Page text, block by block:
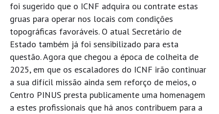
foi sugerido que o ICNF adquira ou contrate estas
gruas para operar nos locais com condições
topográficas favoráveis. O atual Secretário de
Estado também já foi sensibilizado para esta
questão. Agora que chegou a época de colheita de
2025, em que os escaladores do ICNF irão continuar
a sua difícil missão ainda sem reforço de meios, o
Centro PINUS presta publicamente uma homenagem
a estes profissionais que há anos contribuem para a